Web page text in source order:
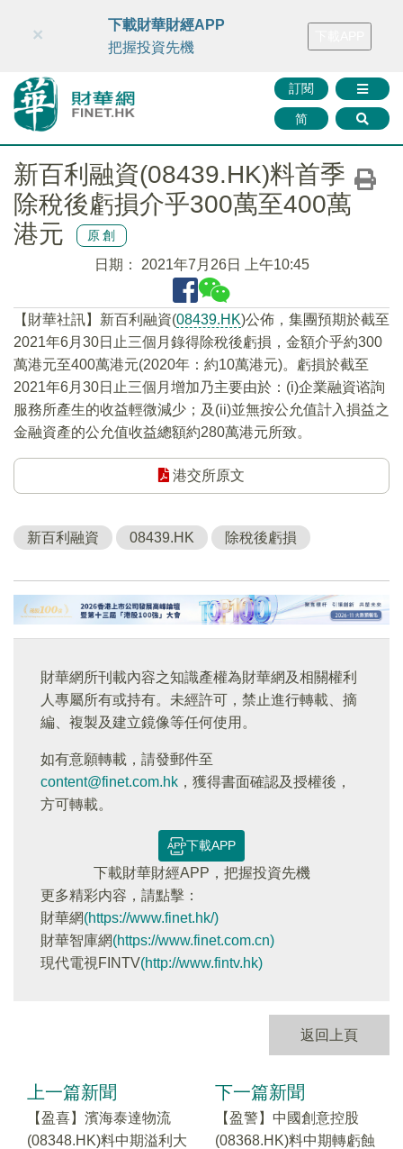
財華智庫網 FINTV FINMETA 財華證券 媒體矩陣
訂閱
简
×
下載財華財經APP
把握投資先機
新百利融資(08439.HK)料首季
除稅後虧損介乎300萬至400萬
港元
原創
日期： 2021年7月26日 上午10:45
【財華社訊】新百利融資(08439.HK)公佈，集團預期於截至
2021年6月30日止三個月錄得除稅後虧損，金額介乎約300
萬港元至400萬港元(2020年：約10萬港元)。虧損於截至
2021年6月30日止三個月增加乃主要由於：(i)企業融資谘詢
服務所產生的收益輕微減少；及(ii)並無按公允值計入損益之
金融資產的公允值收益總額約280萬港元所致。
港交所原文
新百利融資 08439.HK 除稅後虧損
財華網所刊載內容之知識產權為財華網及相關權利
人專屬所有或持有。未經許可，禁止進行轉載、摘
編、複製及建立鏡像等任何使用。
如有意願轉載，請發郵件至
content@finet.com.hk ，獲得書面確認及授權後，
方可轉載。
下載APP
下載財華財經APP，把握投資先機
更多精彩内容，請點擊：
財華網(https://www.finet.hk/)
財華智庫網(https://www.finet.com.cn)
現代電視FINTV(http://www.fintv.hk)
返回上頁
上一篇新聞
【盈喜】濱海泰達物流
(08348.HK)料中期溢利大
下一篇新聞
【盈警】中國創意控股
(08368.HK)料中期轉虧蝕